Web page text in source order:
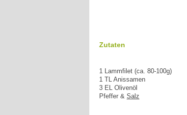
Zutaten
1 Lammfilet (ca. 80-100g)
1 TL Anissamen
3 EL Olivenöl
Pfeffer & Salz